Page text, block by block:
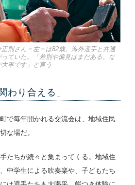
則さん＝左＝は82歳。海外選手と共通
ていた。「差別や偏見はまだある。な
事です」と言う
わり合える」
で毎年開かれる交流会は、地域住民
な場だ。
たちが続々と集まってくる。地域住
中学生による吹奏楽や、子どもたち